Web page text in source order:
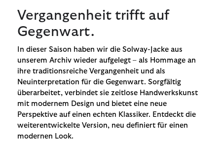
Vergangenheit trifft auf
Gegenwart.
In dieser Saison haben wir die Solway-Jacke aus
unserem Archiv wieder aufgelegt – als Hommage an
ihre traditionsreiche Vergangenheit und als
Neuinterpretation für die Gegenwart. Sorgfältig
überarbeitet, verbindet sie zeitlose Handwerkskunst
mit modernem Design und bietet eine neue
Perspektive auf einen echten Klassiker. Entdeckt die
weiterentwickelte Version, neu definiert für einen
modernen Look.